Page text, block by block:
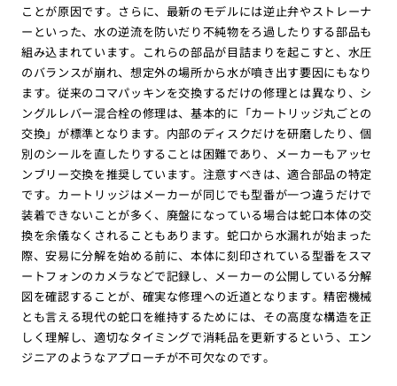
ことが原因です。さらに、最新のモデルには逆止弁やストレーナ
ーといった、水の逆流を防いだり不純物をろ過したりする部品も
組み込まれています。これらの部品が目詰まりを起こすと、水圧
のバランスが崩れ、想定外の場所から水が噴き出す要因にもなり
ます。従来のコマパッキンを交換するだけの修理とは異なり、シ
ングルレバー混合栓の修理は、基本的に「カートリッジ丸ごとの
交換」が標準となります。内部のディスクだけを研磨したり、個
別のシールを直したりすることは困難であり、メーカーもアッセ
ンブリー交換を推奨しています。注意すべきは、適合部品の特定
です。カートリッジはメーカーが同じでも型番が一つ違うだけで
装着できないことが多く、廃盤になっている場合は蛇口本体の交
換を余儀なくされることもあります。蛇口から水漏れが始まった
際、安易に分解を始める前に、本体に刻印されている型番をスマ
ートフォンのカメラなどで記録し、メーカーの公開している分解
図を確認することが、確実な修理への近道となります。精密機械
とも言える現代の蛇口を維持するためには、その高度な構造を正
しく理解し、適切なタイミングで消耗品を更新するという、エン
ジニアのようなアプローチが不可欠なのです。